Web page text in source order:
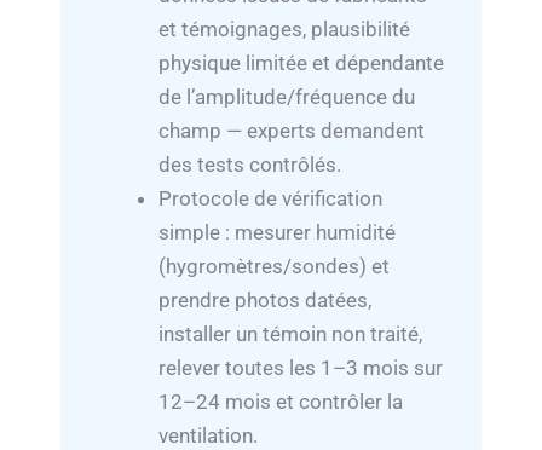
et témoignages, plausibilité
physique limitée et dépendante
de l’amplitude/fréquence du
champ — experts demandent
des tests contrôlés.
Protocole de vérification
simple : mesurer humidité
(hygromètres/sondes) et
prendre photos datées,
installer un témoin non traité,
relever toutes les 1–3 mois sur
12–24 mois et contrôler la
ventilation.